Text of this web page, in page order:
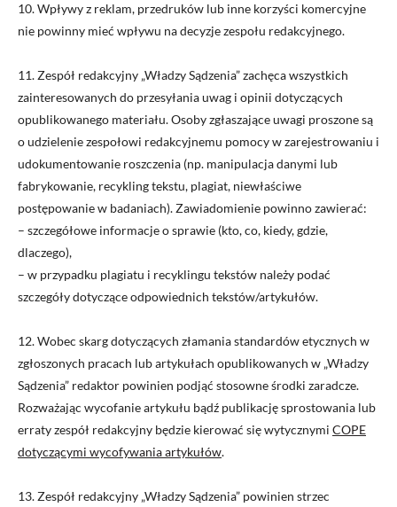
10. Wpływy z reklam, przedruków lub inne korzyści komercyjne
nie powinny mieć wpływu na decyzje zespołu redakcyjnego.
11. Zespół redakcyjny „Władzy Sądzenia” zachęca wszystkich
zainteresowanych do przesyłania uwag i opinii dotyczących
opublikowanego materiału. Osoby zgłaszające uwagi proszone są
o udzielenie zespołowi redakcyjnemu pomocy w zarejestrowaniu i
udokumentowanie roszczenia (np. manipulacja danymi lub
fabrykowanie, recykling tekstu, plagiat, niewłaściwe
postępowanie w badaniach). Zawiadomienie powinno zawierać:
– szczegółowe informacje o sprawie (kto, co, kiedy, gdzie,
dlaczego),
– w przypadku plagiatu i recyklingu tekstów należy podać
szczegóły dotyczące odpowiednich tekstów/artykułów.
12. Wobec skarg dotyczących złamania standardów etycznych w
zgłoszonych pracach lub artykułach opublikowanych w „Władzy
Sądzenia” redaktor powinien podjąć stosowne środki zaradcze.
Rozważając wycofanie artykułu bądź publikację sprostowania lub
erraty zespół redakcyjny będzie kierować się wytycznymi COPE
dotyczącymi wycofywania artykułów.
13. Zespół redakcyjny „Władzy Sądzenia” powinien strzec